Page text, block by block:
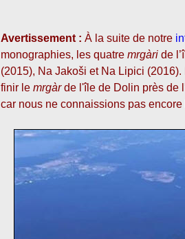
Avertissement : À la suite de notre
monographies, les quatre mrgàri de
(2015), Na Jakoši et Na Lipici
finir le mrgàrde l'île de Dolin près de
car nous ne connaissions pas